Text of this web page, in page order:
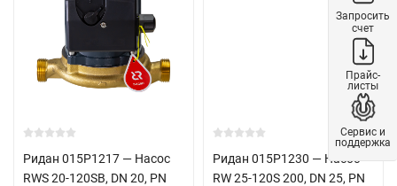
Ридан 015P1217 — Насос
RWS 20-120SB, DN 20, PN
Ридан 015P1230 — Насос
RW 25-120S 200, DN 25, PN
Запросить
счет
Прайс-
листы
Сервис и
поддержка